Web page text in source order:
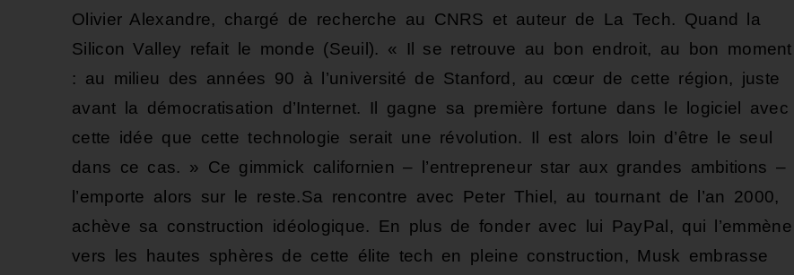
Olivier Alexandre, chargé de recherche au CNRS et auteur de La Tech. Quand la
Silicon Valley refait le monde (Seuil). « Il se retrouve au bon endroit, au bon moment
: au milieu des années 90 à l’université de Stanford, au cœur de cette région, juste
avant la démocratisation d’Internet. Il gagne sa première fortune dans le logiciel avec
cette idée que cette technologie serait une révolution. Il est alors loin d’être le seul
dans ce cas. » Ce gimmick californien – l’entrepreneur star aux grandes ambitions –
l’emporte alors sur le reste.Sa rencontre avec Peter Thiel, au tournant de l’an 2000,
achève sa construction idéologique. En plus de fonder avec lui PayPal, qui l’emmène
vers les hautes sphères de cette élite tech en pleine construction, Musk embrasse